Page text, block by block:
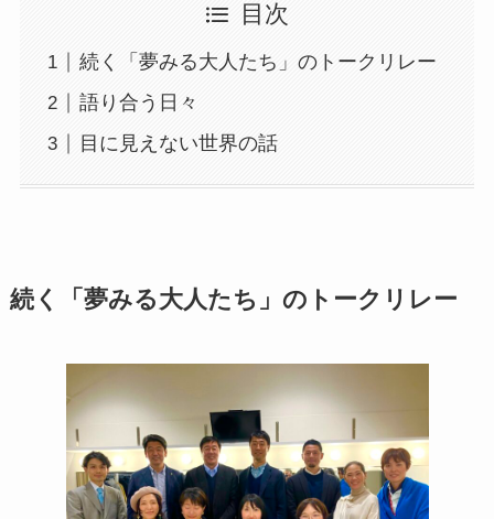
目次
続く「夢みる大人たち」のトークリレー
語り合う日々
目に見えない世界の話
続く「夢みる大人たち」のトークリレー